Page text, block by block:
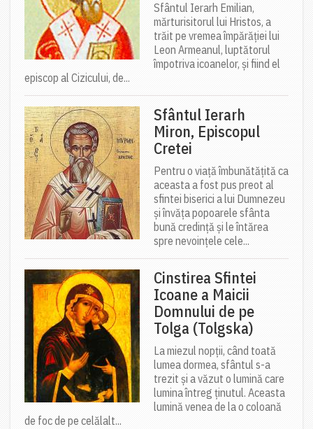
Sfântul Ierarh Emilian,
mărturisitorul lui Hristos, a
trăit pe vremea împărăției lui
Leon Armeanul, luptătorul
împotriva icoanelor, și fiind el
episcop al Cizicului, de...
Sfântul Ierarh
Miron, Episcopul
Cretei
Pentru o viață îmbunătățită ca
aceasta a fost pus preot al
sfintei biserici a lui Dumnezeu
și învăța popoarele sfânta
bună credință și le întărea
spre nevoințele cele...
Cinstirea Sfintei
Icoane a Maicii
Domnului de pe
Tolga (Tolgska)
La miezul nopții, când toată
lumea dormea, sfântul s-a
trezit și a văzut o lumină care
lumina întreg ținutul. Aceasta
lumină venea de la o coloană
de foc de pe celălalt...